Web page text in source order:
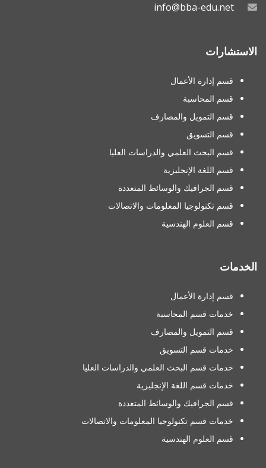
info@bba-edu.net
الاستشارات
قسم إدارة الأعمال
قسم المحاسبة
قسم التمويل والمصارف
قسم التسويق
قسم البحث العلمي والدراسات العليا
قسم اللغة الإنجليزية
قسم الجرافيك والوسائط المتعددة
قسم تكنولوجيا المعلومات والاتصالات
قسم العلوم الهندسية
الخدمات
قسم إدارة الأعمال
خدمات قسم المحاسبة
قسم التمويل والمصارف
خدمات قسم التسويق
خدمات قسم البحث العلمي والدراسات العليا
خدمات قسم اللغة الإنجليزية
قسم الجرافيك والوسائط المتعددة
خدمات قسم تكنولوجيا المعلومات والاتصالات
قسم العلوم الهندسية